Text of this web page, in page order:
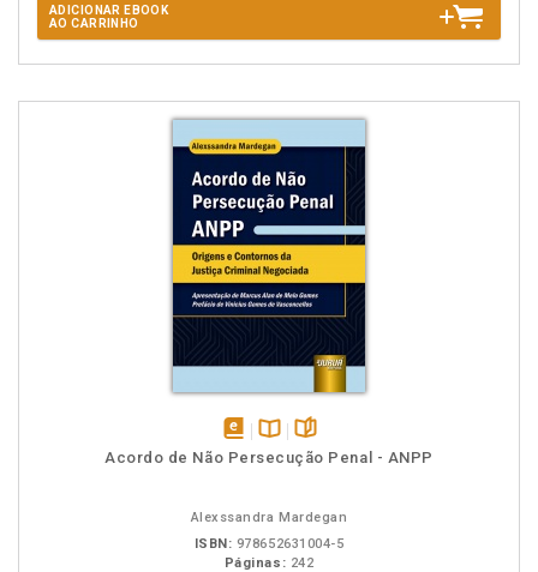
ADICIONAR EBOOK
AO CARRINHO
disponívelDisponível
páginas
Acordo de Não Persecução Penal - ANPP
Alexssandra Mardegan
ISBN: 978652631004-5
Páginas: 242